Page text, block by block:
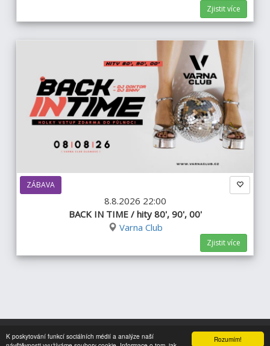
Rozumím!
K poskytování funkcí sociálních médií a analýze naší
Zjistit více
ZÁBAVA
8.8.2026 22:00
BACK IN TIME / hity 80', 90', 00'
Varna Club
Zjistit více